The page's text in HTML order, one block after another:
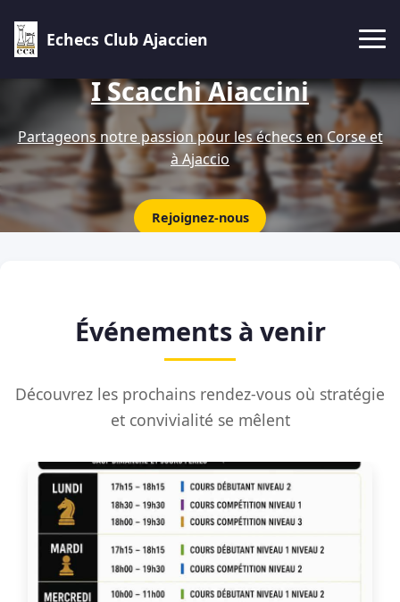
Echecs Club Ajaccien
I Scacchi Aiaccini
Partageons notre passion pour les échecs en Corse et
à Ajaccio
Rejoignez-nous
Événements à venir
Découvrez les prochains rendez-vous où stratégie
et convivialité se mêlent